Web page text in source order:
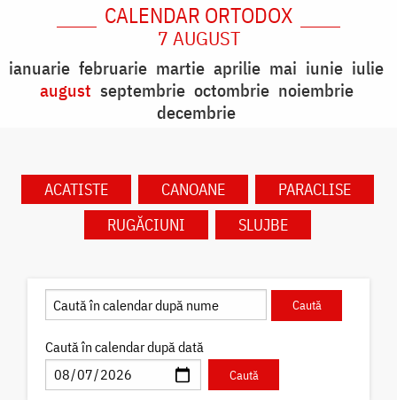
CALENDAR ORTODOX
7 AUGUST
ianuarie februarie martie aprilie mai iunie iulie
august septembrie octombrie noiembrie
decembrie
ACATISTE CANOANE
PARACLISE
RUGĂCIUNI
SLUJBE
Caută în calendar după dată